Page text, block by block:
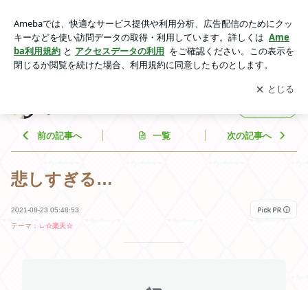
アプリをダウンロードして ブログの更新通知
を受け取りまし
ょう。
開く
♡
前の記事へ 一覧 次の記事へ
悲しすぎる…
2021-08-23 05:48:53
テーマ： ∟☆楽天☆